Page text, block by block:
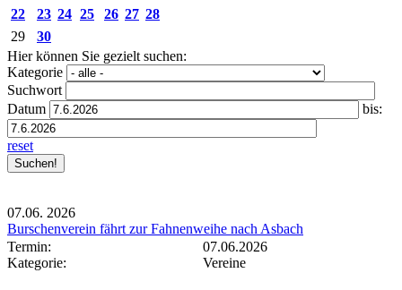
22
23 24 25 26 27 28
29
30
Hier können Sie gezielt suchen:
Kategorie
Suchwort
Datum
bis:
reset
07.06. 2026
Burschenverein fährt zur Fahnenweihe nach Asbach
Termin:
07.06.2026
Kategorie:
Vereine